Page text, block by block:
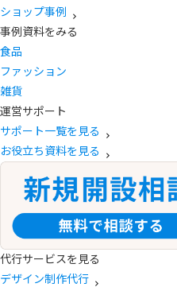
ショップ事例
事例資料をみる
食品
ファッション
雑貨
運営サポート
サポート一覧を見る
お役立ち資料を見る
代行サービスを見る
デザイン制作代行